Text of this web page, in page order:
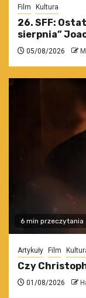
Film Kultura
26. SFF:
sierpnia”
05/08/2026
6 min przeczytania
Artykuły Film
Czy
01/08/2026